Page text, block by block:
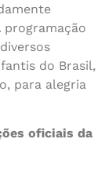
programação
do Brasil,
para alegria
oficiais da